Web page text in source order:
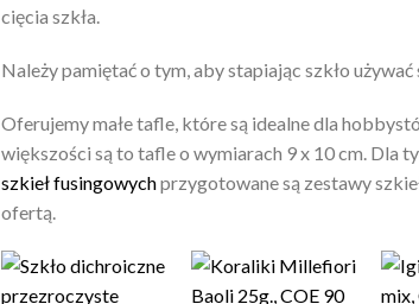
cięcia szkła.
Należy pamiętać o tym, aby stapiając szkło
Oferujemy małe tafle, które są idealne dla
większości są to tafle o wymiarach 9 x 10 cm. Dla
szkieł fusingowychprzygotowane są zestawy
ofertą.